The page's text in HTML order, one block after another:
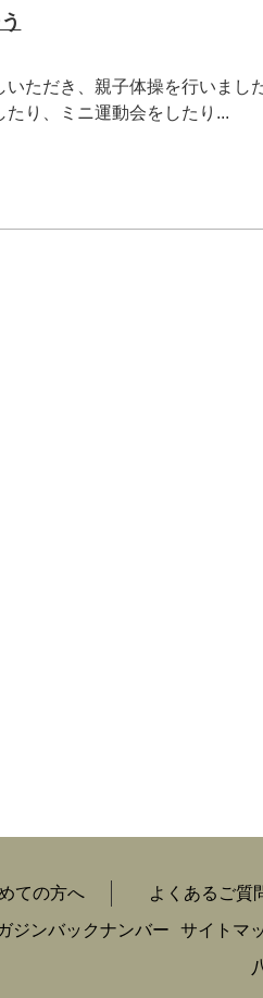
いただき、親子体操を行いまし
たり、ミニ運動会をしたり...
ての方へ よくあるご質
ジンバックナンバー
サイトマ